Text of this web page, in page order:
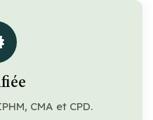
CMA et CPD.